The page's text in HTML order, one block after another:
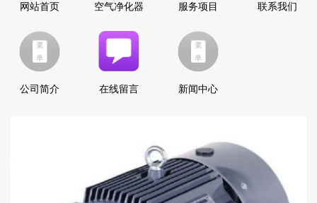
网站首页 空气净化器 服务项目 联系我们
公司简介 在线留言 新闻中心